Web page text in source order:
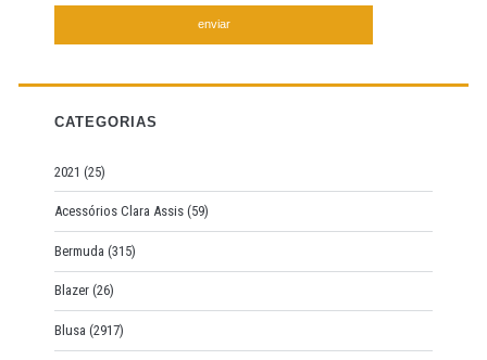
h
f
r
:
CATEGORIAS
2021 (25)
Acessórios Clara Assis (59)
Bermuda (315)
Blazer (26)
Blusa (2917)